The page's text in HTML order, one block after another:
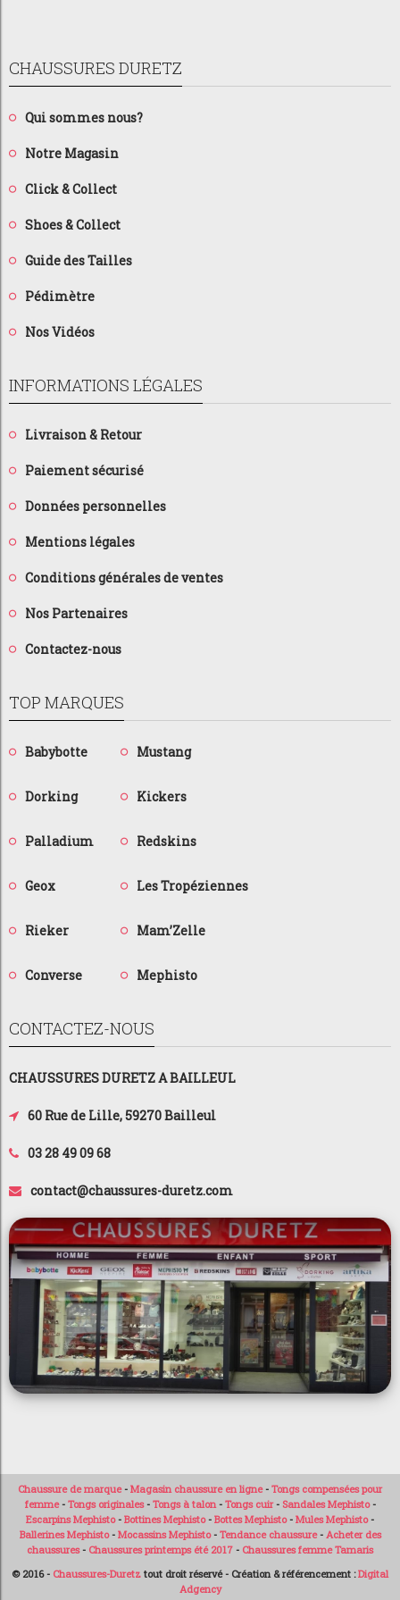
CHAUSSURES DURETZ
Qui sommes nous?
Notre Magasin
Click & Collect
Shoes & Collect
Guide des Tailles
Pédimètre
Nos Vidéos
INFORMATIONS LÉGALES
Livraison & Retour
Paiement sécurisé
Données personnelles
Mentions légales
Conditions générales de ventes
Nos Partenaires
Contactez-nous
TOP MARQUES
Babybotte Mustang
Dorking Kickers
Palladium Redskins
Geox Les Tropéziennes
Rieker Mam’Zelle
Converse Mephisto
CONTACTEZ-NOUS
CHAUSSURES DURETZ A BAILLEUL
60 Rue de Lille, 59270 Bailleul
03 28 49 09 68
contact@chaussures-duretz.com
Chaussure de marque- Magasin chaussure en ligne- Tongs compensées pour
femme- Tongs originales- Tongs à talon- Tongs cuir- Sandales Mephisto-
Escarpins Mephisto- Bottines Mephisto- Bottes Mephisto- Mules Mephisto-
Ballerines Mephisto- Mocassins Mephisto- Tendance chaussure- Acheter des
chaussures- Chaussures printemps été 2017 - Chaussures femme Tamaris
© 2016 - Chaussures-Duretz tout droit réservé - Création & référencement :Digital
Adgency